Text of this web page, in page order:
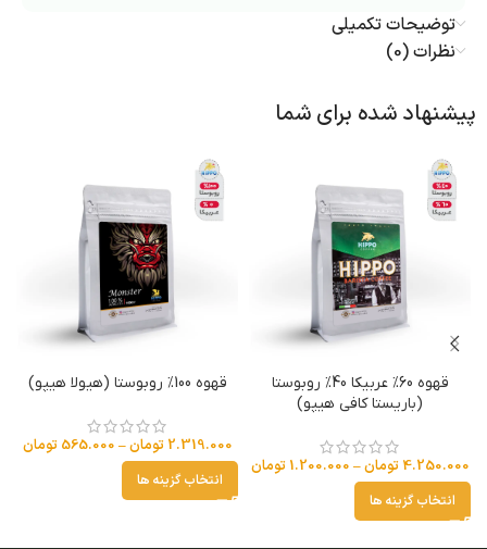
توضیحات تکمیلی
نظرات (0)
پیشنهاد شده برای شما
قهوه 60% عربیکا 40% روبوستا
(باریستا کافی هیپو)
4.250.000 تومان–
1.200.000 تومان
انتخاب گزینه ها
قهوه 100% روبوستا (هیولا هیپو)
2.319.000 تومان–
565.000 تومان
انتخاب گزینه ها